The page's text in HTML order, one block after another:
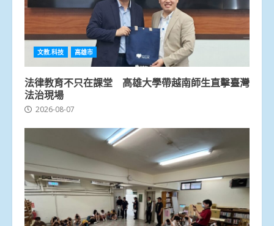
文教.科技 高雄市
法律教育不只在課堂 高雄大學帶越南師生直擊臺灣
法治現場
2026-08-07